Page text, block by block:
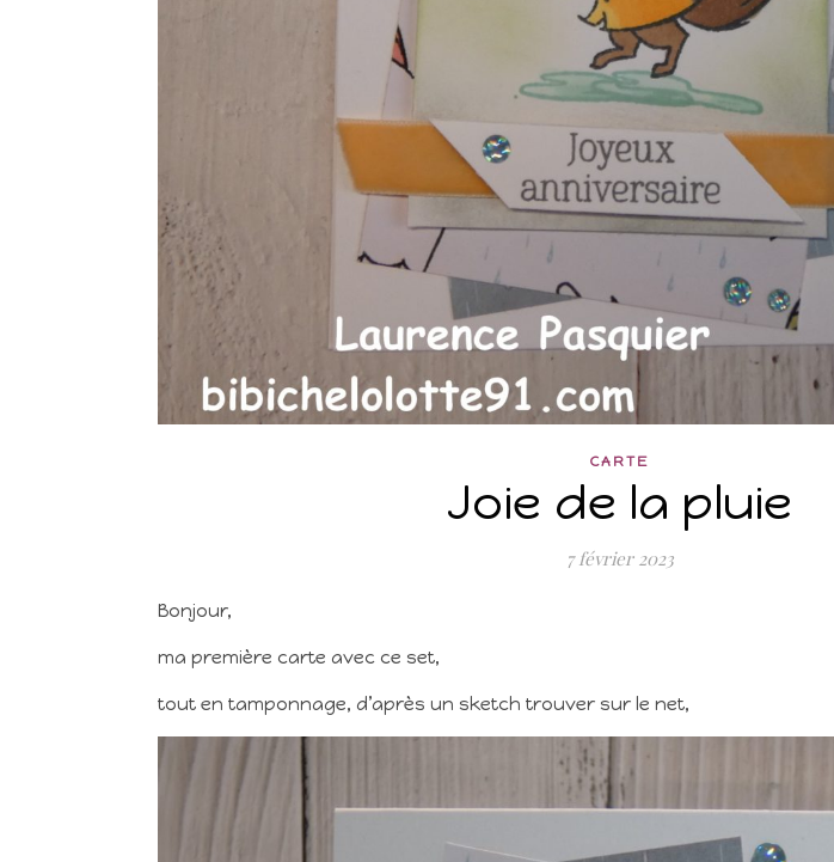
CARTE
Joie de la pluie
7 février 2023
Bonjour,
ma première carte avec ce set,
tout en tamponnage, d’après un sketch trouver sur le net,